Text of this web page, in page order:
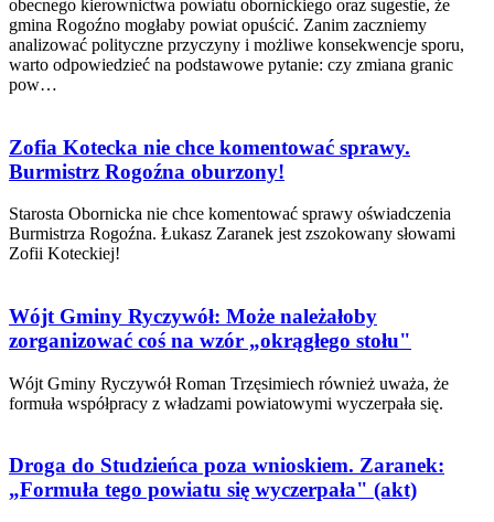
obecnego kierownictwa powiatu obornickiego oraz sugestie, że
gmina Rogoźno mogłaby powiat opuścić. Zanim zaczniemy
analizować polityczne przyczyny i możliwe konsekwencje sporu,
warto odpowiedzieć na podstawowe pytanie: czy zmiana granic
pow…
Zofia Kotecka nie chce komentować sprawy.
Burmistrz Rogoźna oburzony!
Starosta Obornicka nie chce komentować sprawy oświadczenia
Burmistrza Rogoźna. Łukasz Zaranek jest zszokowany słowami
Zofii Koteckiej!
Wójt Gminy Ryczywół: Może należałoby
zorganizować coś na wzór „okrągłego stołu"
Wójt Gminy Ryczywół Roman Trzęsimiech również uważa, że
formuła współpracy z władzami powiatowymi wyczerpała się.
Droga do Studzieńca poza wnioskiem. Zaranek:
„Formuła tego powiatu się wyczerpała" (akt)